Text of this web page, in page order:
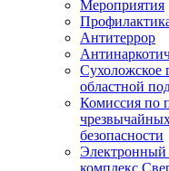
Мероприятия
Антитеррор
Сухоложское
областной
Комиссия по
безопасности
Электронный
комплекс